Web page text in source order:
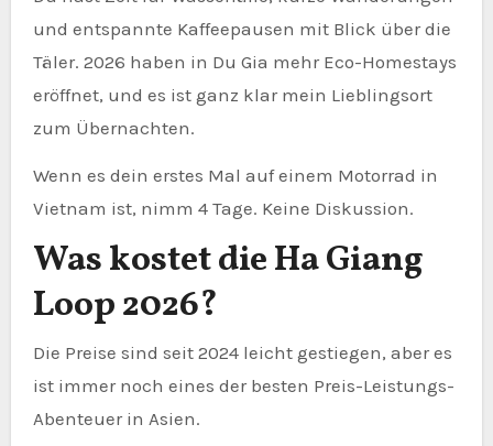
und entspannte Kaffeepausen mit Blick über die
Täler. 2026 haben in Du Gia mehr Eco-Homestays
eröffnet, und es ist ganz klar mein Lieblingsort
zum Übernachten.
Wenn es dein erstes Mal auf einem Motorrad in
Vietnam ist, nimm 4 Tage. Keine Diskussion.
Was kostet die Ha Giang
Loop 2026?
Die Preise sind seit 2024 leicht gestiegen, aber es
ist immer noch eines der besten Preis-Leistungs-
Abenteuer in Asien.